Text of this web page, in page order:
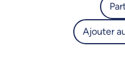
Ajouter